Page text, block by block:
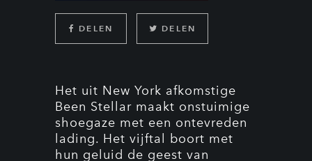
DELEN DELEN
Het uit New York afkomstige
Been Stellar maakt onstuimige
shoegaze met een ontevreden
lading. Het vijftal boort met
hun geluid de geest van